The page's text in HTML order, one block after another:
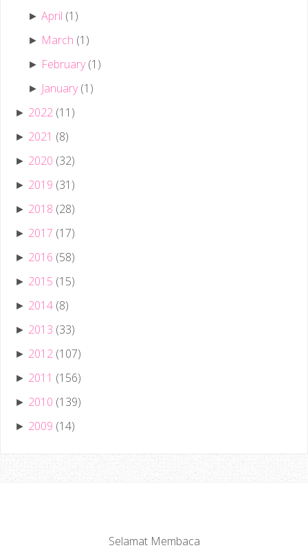
►April (1)
► March (1)
► February (1)
► January (1)
► 2022 (11)
► 2021 (8)
► 2020 (32)
► 2019 (31)
► 2018 (28)
► 2017 (17)
► 2016 (58)
► 2015 (15)
► 2014 (8)
► 2013 (33)
► 2012 (107)
► 2011 (156)
► 2010 (139)
► 2009 (14)
Selamat Membaca